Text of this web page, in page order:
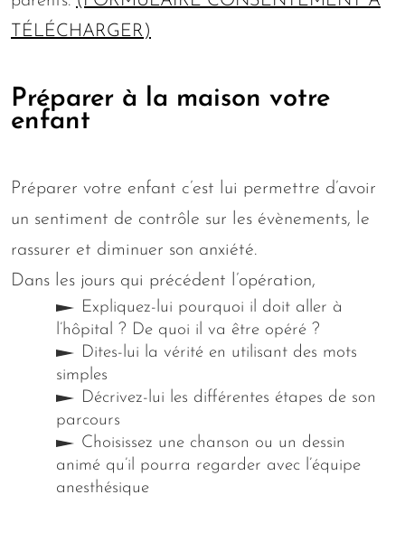
TÉLÉCHARGER)
Préparer à la maison votre
enfant
Préparer votre enfant c’est lui permettre d’avoir
un sentiment de contrôle sur les évènements, le
rassurer et diminuer son anxiété.
Dans les jours qui précédent l’opération,
Expliquez-lui pourquoi il doit aller à
l’hôpital ? De quoi il va être opéré ?
Dites-lui la vérité en utilisant des mots
simples
Décrivez-lui les différentes étapes de son
parcours
Choisissez une chanson ou un dessin
animé qu’il pourra regarder avec l’équipe
anesthésique